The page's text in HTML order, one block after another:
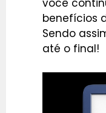
você
benefícios
Sendo
até o final!